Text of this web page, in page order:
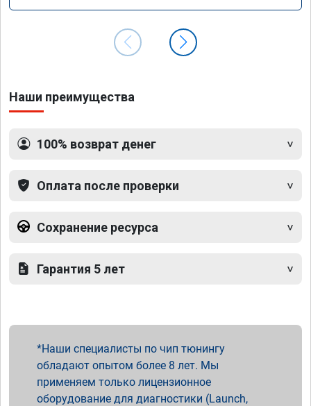
Наши преимущества
100% возврат денег
Оплата после проверки
Сохранение ресурса
Гарантия 5 лет
Наши специалисты по чип тюнингу
обладают опытом более 8 лет. Мы
применяем только лицензионное
оборудование для диагностики (Launch,